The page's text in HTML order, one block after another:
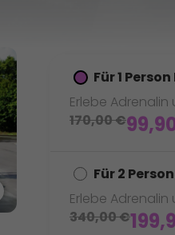
Für 1
Erlebe
170,00€
Für 2
Erlebe
340,00€